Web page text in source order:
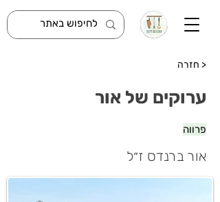
< חזרה
ערוקים של אור
פרווה
אור ברנדס ז״ל